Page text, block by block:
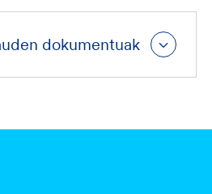
dokumentuak